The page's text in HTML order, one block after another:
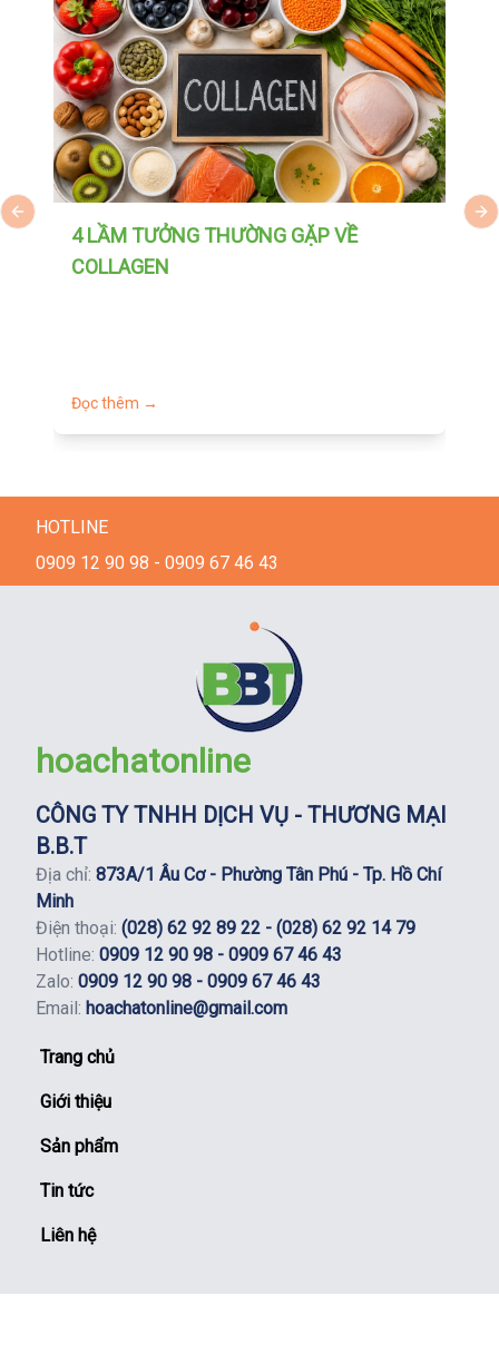
4 LẦM TƯỞNG THƯỜNG GẶP VỀ
COLLAGEN
Đọc thêm →
Previous slide
HOTLINE
0909 12 90 98 - 0909 67 46 43
hoachatonline
CÔNG TY TNHH DỊCH VỤ - THƯƠNG MẠI
B.B.T
Địa chỉ: 873A/1 Âu Cơ - Phường Tân Phú - Tp. Hồ Chí
Minh
Điện thoại: (028) 62 92 89 22 - (028) 62 92 14 79
Hotline: 0909 12 90 98 - 0909 67 46 43
Zalo: 0909 12 90 98 - 0909 67 46 43
Email: hoachatonline@gmail.com
Trang chủ
Giới thiệu
Sản phẩm
Tin tức
Liên hệ